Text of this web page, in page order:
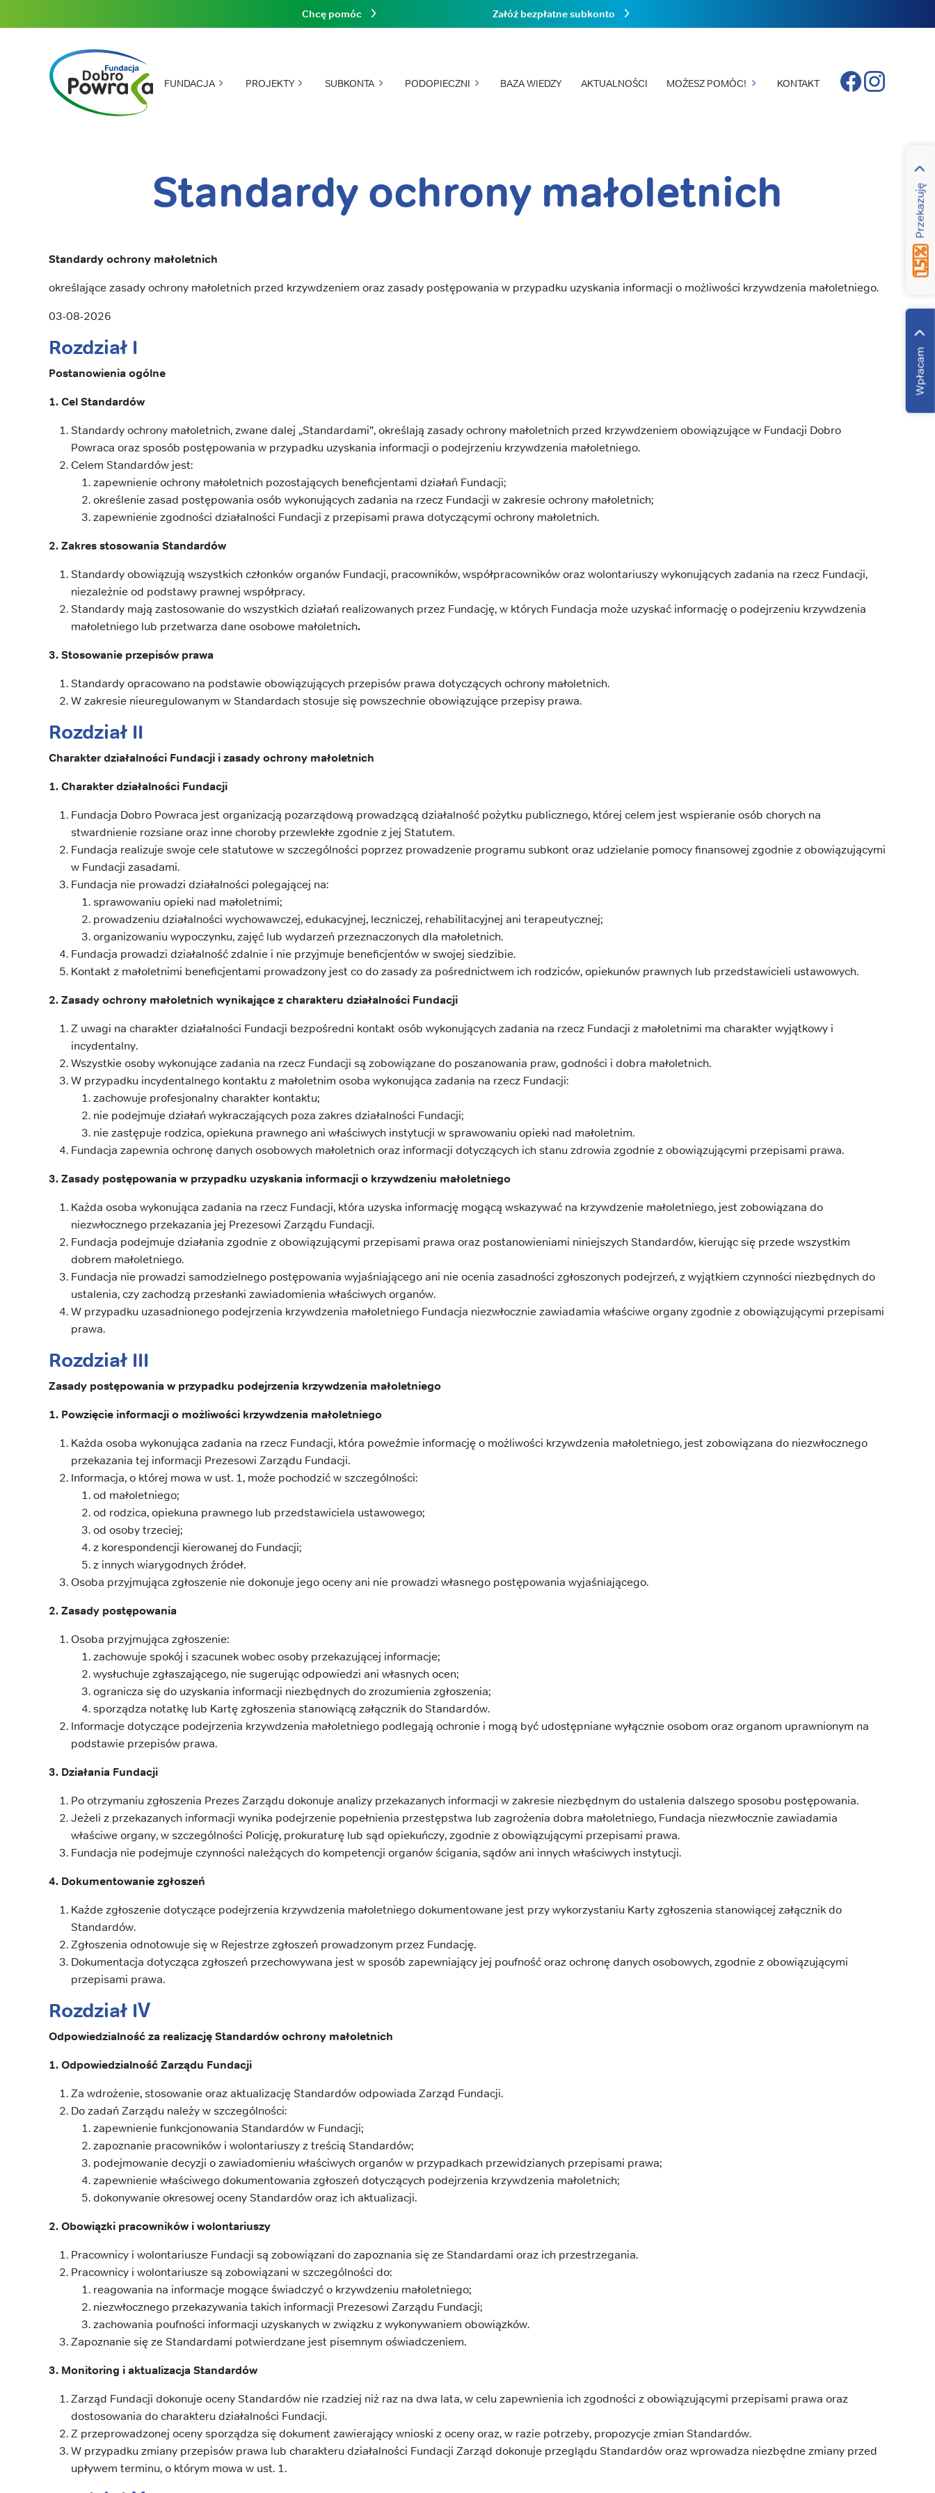
Główna
FUNDACJA PROJEKTY SUBKONTA PODOPIECZNI BAZA WIEDZY AKTUALNOŚCI MOŻESZ POMÓC! KONTAKT
Wpłacam
Przekazuję
Chcę pomóc Załóż bezpłatne subkonto
FacebookInstagram
Standardy ochrony małoletnich
Standardy ochrony małoletnich
określające zasady ochrony małoletnich przed krzywdzeniem oraz zasady postępowania w przypadku uzyskania informacji o możliwości krzywdzenia małoletniego.
03-08-2026
Rozdział I
Postanowienia ogólne
1. Cel Standardów
Standardy ochrony małoletnich, zwane dalej „Standardami”, określają zasady ochrony małoletnich przed krzywdzeniem obowiązujące w Fundacji Dobro
Powraca oraz sposób postępowania w przypadku uzyskania informacji o podejrzeniu krzywdzenia małoletniego.
Celem Standardów jest:
zapewnienie ochrony małoletnich pozostających beneficjentami działań Fundacji;
określenie zasad postępowania osób wykonujących zadania na rzecz Fundacji w zakresie ochrony małoletnich;
zapewnienie zgodności działalności Fundacji z przepisami prawa dotyczącymi ochrony małoletnich.
2. Zakres stosowania Standardów
Standardy obowiązują wszystkich członków organów Fundacji, pracowników, współpracowników oraz wolontariuszy wykonujących zadania na rzecz Fundacji,
niezależnie od podstawy prawnej współpracy.
Standardy mają zastosowanie do wszystkich działań realizowanych przez Fundację, w których Fundacja może uzyskać informację o podejrzeniu krzywdzenia
małoletniego lub przetwarza dane osobowe małoletnich.
3. Stosowanie przepisów prawa
Standardy opracowano na podstawie obowiązujących przepisów prawa dotyczących ochrony małoletnich.
W zakresie nieuregulowanym w Standardach stosuje się powszechnie obowiązujące przepisy prawa.
Rozdział II
Charakter działalności Fundacji i zasady ochrony małoletnich
1. Charakter działalności Fundacji
Fundacja Dobro Powraca jest organizacją pozarządową prowadzącą działalność pożytku publicznego, której celem jest wspieranie osób chorych na
stwardnienie rozsiane oraz inne choroby przewlekłe zgodnie z jej Statutem.
Fundacja realizuje swoje cele statutowe w szczególności poprzez prowadzenie programu subkont oraz udzielanie pomocy finansowej zgodnie z obowiązującymi
w Fundacji zasadami.
Fundacja nie prowadzi działalności polegającej na:
sprawowaniu opieki nad małoletnimi;
prowadzeniu działalności wychowawczej, edukacyjnej, leczniczej, rehabilitacyjnej ani terapeutycznej;
organizowaniu wypoczynku, zajęć lub wydarzeń przeznaczonych dla małoletnich.
Fundacja prowadzi działalność zdalnie i nie przyjmuje beneficjentów w swojej siedzibie.
Kontakt z małoletnimi beneficjentami prowadzony jest co do zasady za pośrednictwem ich rodziców, opiekunów prawnych lub przedstawicieli ustawowych.
2. Zasady ochrony małoletnich wynikające z charakteru działalności Fundacji
Z uwagi na charakter działalności Fundacji bezpośredni kontakt osób wykonujących zadania na rzecz Fundacji z małoletnimi ma charakter wyjątkowy i
incydentalny.
Wszystkie osoby wykonujące zadania na rzecz Fundacji są zobowiązane do poszanowania praw, godności i dobra małoletnich.
W przypadku incydentalnego kontaktu z małoletnim osoba wykonująca zadania na rzecz Fundacji:
zachowuje profesjonalny charakter kontaktu;
nie podejmuje działań wykraczających poza zakres działalności Fundacji;
nie zastępuje rodzica, opiekuna prawnego ani właściwych instytucji w sprawowaniu opieki nad małoletnim.
Fundacja zapewnia ochronę danych osobowych małoletnich oraz informacji dotyczących ich stanu zdrowia zgodnie z obowiązującymi przepisami prawa.
3. Zasady postępowania w przypadku uzyskania informacji o krzywdzeniu małoletniego
Każda osoba wykonująca zadania na rzecz Fundacji, która uzyska informację mogącą wskazywać na krzywdzenie małoletniego, jest zobowiązana do
niezwłocznego przekazania jej Prezesowi Zarządu Fundacji.
Fundacja podejmuje działania zgodnie z obowiązującymi przepisami prawa oraz postanowieniami niniejszych Standardów, kierując się przede wszystkim
dobrem małoletniego.
Fundacja nie prowadzi samodzielnego postępowania wyjaśniającego ani nie ocenia zasadności zgłoszonych podejrzeń, z wyjątkiem czynności niezbędnych do
ustalenia, czy zachodzą przesłanki zawiadomienia właściwych organów.
W przypadku uzasadnionego podejrzenia krzywdzenia małoletniego Fundacja niezwłocznie zawiadamia właściwe organy zgodnie z obowiązującymi przepisami
prawa.
Rozdział III
Zasady postępowania w przypadku podejrzenia krzywdzenia małoletniego
1. Powzięcie informacji o możliwości krzywdzenia małoletniego
Każda osoba wykonująca zadania na rzecz Fundacji, która poweźmie informację o możliwości krzywdzenia małoletniego, jest zobowiązana do niezwłocznego
przekazania tej informacji Prezesowi Zarządu Fundacji.
Informacja, o której mowa w ust. 1, może pochodzić w szczególności:
od małoletniego;
od rodzica, opiekuna prawnego lub przedstawiciela ustawowego;
od osoby trzeciej;
z korespondencji kierowanej do Fundacji;
z innych wiarygodnych źródeł.
Osoba przyjmująca zgłoszenie nie dokonuje jego oceny ani nie prowadzi własnego postępowania wyjaśniającego.
2. Zasady postępowania
Osoba przyjmująca zgłoszenie:
zachowuje spokój i szacunek wobec osoby przekazującej informacje;
wysłuchuje zgłaszającego, nie sugerując odpowiedzi ani własnych ocen;
ogranicza się do uzyskania informacji niezbędnych do zrozumienia zgłoszenia;
sporządza notatkę lub Kartę zgłoszenia stanowiącą załącznik do Standardów.
Informacje dotyczące podejrzenia krzywdzenia małoletniego podlegają ochronie i mogą być udostępniane wyłącznie osobom oraz organom uprawnionym na
podstawie przepisów prawa.
3. Działania Fundacji
Po otrzymaniu zgłoszenia Prezes Zarządu dokonuje analizy przekazanych informacji w zakresie niezbędnym do ustalenia dalszego sposobu postępowania.
Jeżeli z przekazanych informacji wynika podejrzenie popełnienia przestępstwa lub zagrożenia dobra małoletniego, Fundacja niezwłocznie zawiadamia
właściwe organy, w szczególności Policję, prokuraturę lub sąd opiekuńczy, zgodnie z obowiązującymi przepisami prawa.
Fundacja nie podejmuje czynności należących do kompetencji organów ścigania, sądów ani innych właściwych instytucji.
4. Dokumentowanie zgłoszeń
Każde zgłoszenie dotyczące podejrzenia krzywdzenia małoletniego dokumentowane jest przy wykorzystaniu Karty zgłoszenia stanowiącej załącznik do
Standardów.
Zgłoszenia odnotowuje się w Rejestrze zgłoszeń prowadzonym przez Fundację.
Dokumentacja dotycząca zgłoszeń przechowywana jest w sposób zapewniający jej poufność oraz ochronę danych osobowych, zgodnie z obowiązującymi
przepisami prawa.
Rozdział IV
Odpowiedzialność za realizację Standardów ochrony małoletnich
1. Odpowiedzialność Zarządu Fundacji
Za wdrożenie, stosowanie oraz aktualizację Standardów odpowiada Zarząd Fundacji.
Do zadań Zarządu należy w szczególności:
zapewnienie funkcjonowania Standardów w Fundacji;
zapoznanie pracowników i wolontariuszy z treścią Standardów;
podejmowanie decyzji o zawiadomieniu właściwych organów w przypadkach przewidzianych przepisami prawa;
zapewnienie właściwego dokumentowania zgłoszeń dotyczących podejrzenia krzywdzenia małoletnich;
dokonywanie okresowej oceny Standardów oraz ich aktualizacji.
2. Obowiązki pracowników i wolontariuszy
Pracownicy i wolontariusze Fundacji są zobowiązani do zapoznania się ze Standardami oraz ich przestrzegania.
Pracownicy i wolontariusze są zobowiązani w szczególności do:
reagowania na informacje mogące świadczyć o krzywdzeniu małoletniego;
niezwłocznego przekazywania takich informacji Prezesowi Zarządu Fundacji;
zachowania poufności informacji uzyskanych w związku z wykonywaniem obowiązków.
Zapoznanie się ze Standardami potwierdzane jest pisemnym oświadczeniem.
3. Monitoring i aktualizacja Standardów
Zarząd Fundacji dokonuje oceny Standardów nie rzadziej niż raz na dwa lata, w celu zapewnienia ich zgodności z obowiązującymi przepisami prawa oraz
dostosowania do charakteru działalności Fundacji.
Z przeprowadzonej oceny sporządza się dokument zawierający wnioski z oceny oraz, w razie potrzeby, propozycje zmian Standardów.
W przypadku zmiany przepisów prawa lub charakteru działalności Fundacji Zarząd dokonuje przeglądu Standardów oraz wprowadza niezbędne zmiany przed
upływem terminu, o którym mowa w ust. 1.